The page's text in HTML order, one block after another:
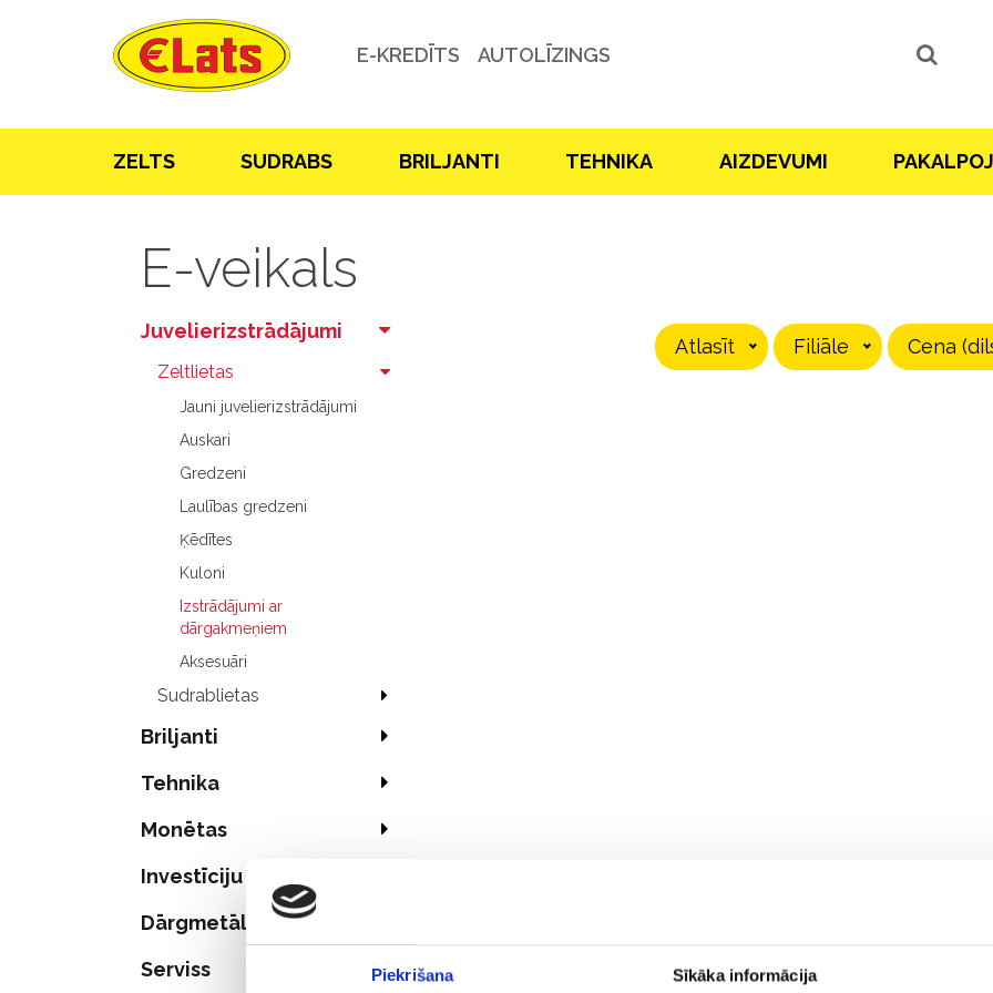
Piekrišana Sīkāka informācija
E-KREDĪTS AUTOLĪZINGS
ZELTS SUDRABS BRILJANTI TEHNIKA AIZDEVUMI
E-veikals
Juvelierizstrādājumi
Zeltlietas
Jauni juvelierizstrādājumi
Auskari
Gredzeni
Laulības gredzeni
Ķēdītes
Kuloni
Izstrādājumi ar
dārgakmeņiem
Aksesuāri
Sudrablietas
Briljanti
Tehnika
Monētas
Investīciju zelts
Dārgmetāli
Serviss
Cena
Filiāle
Atlasīt